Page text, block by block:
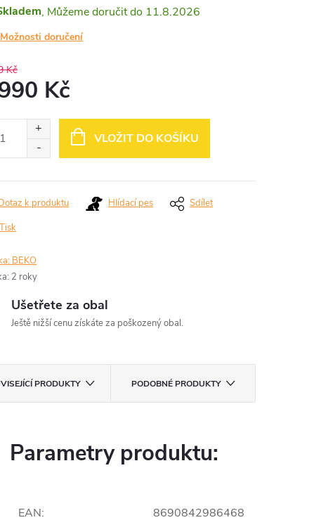
11.8.2026
Možnosti doručení
Kč
Kč
VLOŽIT DO KOŠÍKU
Tisk
k produktu Hlídací pes Sdílet
BEKO
: 2 roky
Ušetřete za obal
Ještě nižší cenu získáte za poškozený obal.
PRODUKTY PODOBNÉ PRODUKTY
Parametry produktu:
EAN: 8690842986468